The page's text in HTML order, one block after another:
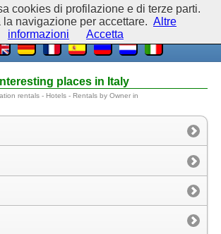
Interesting places in Italy
rentals - Hotels - Rentals by Owner in
cookies di profilazione e di terze parti.
la navigazione per accettare. Altre
informazioni
Accetta